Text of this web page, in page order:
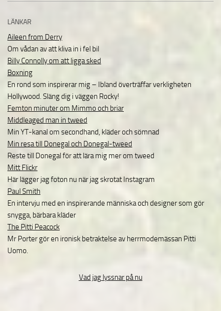
LÄNKAR
Aileen from Derry
Om vådan av att kliva in i fel bil
Billy Connolly om att ligga sked
Boxning
En rond som inspirerar mig – Ibland överträffar verkligheten
Hollywood. Släng dig i väggen Rocky!
Femton minuter om Mimmo och briar
Middleaged man in tweed
Min YT-kanal om secondhand, kläder och sömnad
Min resa till Donegal och Donegal-tweed
Reste till Donegal för att lära mig mer om tweed
Mitt Flickr
Här lägger jag foton nu när jag skrotat Instagram
Paul Smith
En intervju med en inspirerande människa och designer som gör
snygga, bärbara kläder
The Pitti Peacock
Mr Porter gör en ironisk betraktelse av herrmodemässan Pitti
Uomo.
Vad jag lyssnar på nu